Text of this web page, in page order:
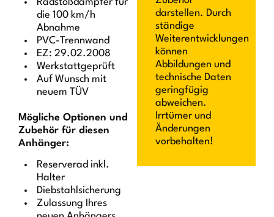
die 100 km/h
Abnahme
PVC-Trennwand
EZ: 29.02.2008
Werkstattgeprüft
Auf Wunsch mit
neuem TÜV
Mögliche Optionen und
Zubehör für diesen
Anhänger:
Reserverad inkl.
Halter
Diebstahlsicherung
Zulassung Ihres
darstellen. Durch
ständige
Weiterentwicklungen
können
Abbildungen und
technische Daten
geringfügig
abweichen.
Irrtümer und
Änderungen
vorbehalten!